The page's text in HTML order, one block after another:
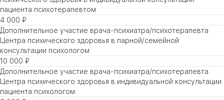
пациента психотерапевтом
4 000 ₽
Дополнительное участие врача-психиатра/психотерапевта
Центра психического здоровья в парной/семейной
консультации психологом
10 000 ₽
Дополнительное участие врача-психиатра/психотерапевта
Центра психического здоровья в индивидуальной консультации
пациента психологом